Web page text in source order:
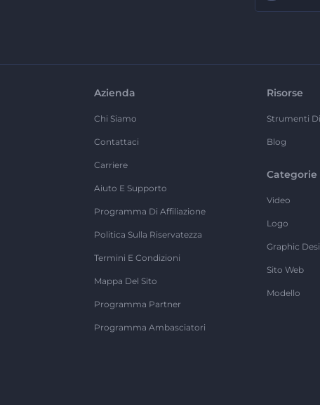
Azienda
Chi Siamo
Contattaci
Carriere
Aiuto E Supporto
Programma Di Affiliazione
Politica Sulla Riservatezza
Termini E Condizioni
Mappa Del Sito
Programma Partner
Programma Ambasciatori
Risorse
Strumenti
Blog
Categorie
Video
Logo
Graphic
Sito Web
Modello